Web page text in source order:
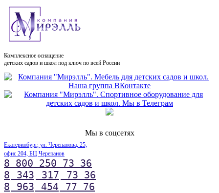
Комплексное оснащение
детских садов и школ под ключ по всей России
Мы в соцсетях
Екатеринбург, ул. Черепанова, 25,
офис 204, БЦ Черепанов
8 800 250 73 36
8
343 317
73 36
8
963 454 77 76